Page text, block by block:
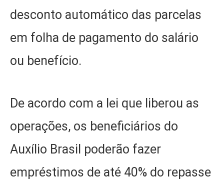
desconto automático das parcelas
em folha de pagamento do salário
ou benefício.
De acordo com a lei que liberou as
operações, os beneficiários do
Auxílio Brasil poderão fazer
empréstimos de até 40% do repasse